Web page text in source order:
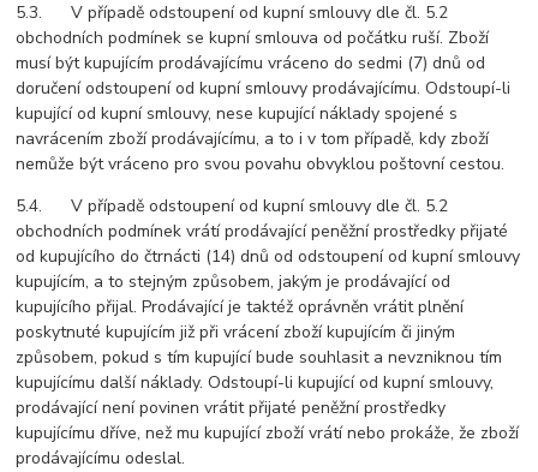
5.3. V případě odstoupení od kupní smlouvy dle čl. 5.2
obchodních podmínek se kupní smlouva od počátku ruší. Zboží
musí být kupujícím prodávajícímu vráceno do sedmi (7) dnů od
doručení odstoupení od kupní smlouvy prodávajícímu. Odstoupí-li
kupující od kupní smlouvy, nese kupující náklady spojené s
navrácením zboží prodávajícímu, a to i v tom případě, kdy zboží
nemůže být vráceno pro svou povahu obvyklou poštovní cestou.
5.4. V případě odstoupení od kupní smlouvy dle čl. 5.2
obchodních podmínek vrátí prodávající peněžní prostředky přijaté
od kupujícího do čtrnácti (14) dnů od odstoupení od kupní smlouvy
kupujícím, a to stejným způsobem, jakým je prodávající od
kupujícího přijal. Prodávající je taktéž oprávněn vrátit plnění
poskytnuté kupujícím již při vrácení zboží kupujícím či jiným
způsobem, pokud s tím kupující bude souhlasit a nevzniknou tím
kupujícímu další náklady. Odstoupí-li kupující od kupní smlouvy,
prodávající není povinen vrátit přijaté peněžní prostředky
kupujícímu dříve, než mu kupující zboží vrátí nebo prokáže, že zboží
prodávajícímu odeslal.